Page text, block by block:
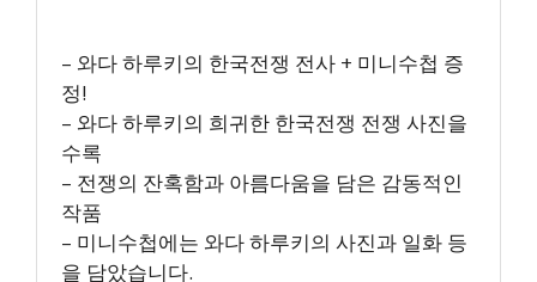
– 와다 하루키의 한국전쟁 전사 + 미니수첩 증
정!
– 와다 하루키의 희귀한 한국전쟁 전쟁 사진을
수록
– 전쟁의 잔혹함과 아름다움을 담은 감동적인
작품
– 미니수첩에는 와다 하루키의 사진과 일화 등
을 담았습니다.